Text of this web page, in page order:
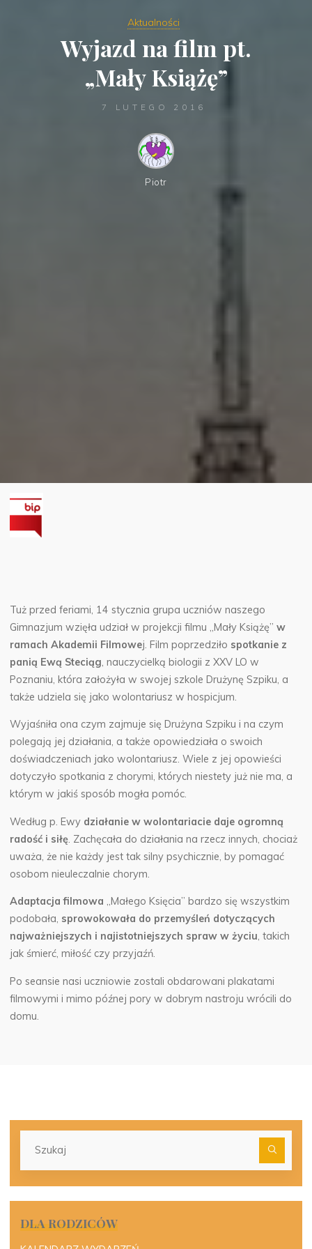
Aktualności
Wyjazd na film pt.
„Mały Książę”
7 LUTEGO 2016
Piotr
Tuż przed feriami, 14 stycznia grupa uczniów naszego
Gimnazjum wzięła udział w projekcji filmu „Mały Książę”w
ramach Akademii Filmowej.Film poprzedziło spotkanie z
panią Ewą Steciąg, nauczycielką biologii z XXV LO w
Poznaniu, która założyła w swojej szkole Drużynę Szpiku, a
także udziela się jako wolontariusz w hospicjum.
Wyjaśniła ona czym zajmuje się Drużyna Szpiku i na czym
polegają jej działania, a także opowiedziała o swoich
doświadczeniach jako wolontariusz. Wiele z jej opowieści
dotyczyło spotkania z chorymi, których niestety już nie ma, a
którym w jakiś sposób mogła pomóc.
Według p. Ewy działanie w wolontariacie daje ogromną
radość i siłę. Zachęcała do działania na rzecz innych, chociaż
uważa, że nie każdy jest tak silny psychicznie, by pomagać
osobom nieuleczalnie chorym.
Adaptacja filmowa „Małego Księcia” bardzo się wszystkim
podobała, sprowokowała do przemyśleń dotyczących
najważniejszych i najistotniejszych spraw w życiu, takich
jak śmierć, miłość czy przyjaźń.
Po seansie nasi uczniowie zostali obdarowani plakatami
filmowymi i mimo późnej pory w dobrym nastroju wrócili do
domu.
DLA RODZICÓW